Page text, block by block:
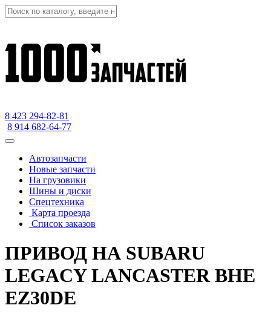
8 423 294-82-81
8 914 682-64-77
Автозапчасти
Новые запчасти
На грузовики
Шины и диски
Спецтехника
Карта проезда
Список заказов
ПРИВОД НА SUBARU
LEGACY LANCASTER BHE
EZ30DE